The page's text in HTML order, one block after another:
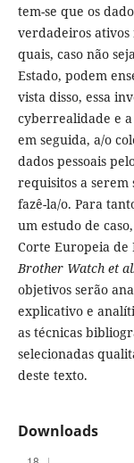
tem-se que os
verdadeiros ativos
quais, caso não
Estado, podem
vista disso, essa
cyberrealidade e
em seguida, a/o
dados pessoais
requisitos a serem
fazê-la/o. Para
um estudo de
Corte Europeia de
Brother Watch et
objetivos serão
explicativo e
as técnicas
selecionadas
deste texto.
Downloads